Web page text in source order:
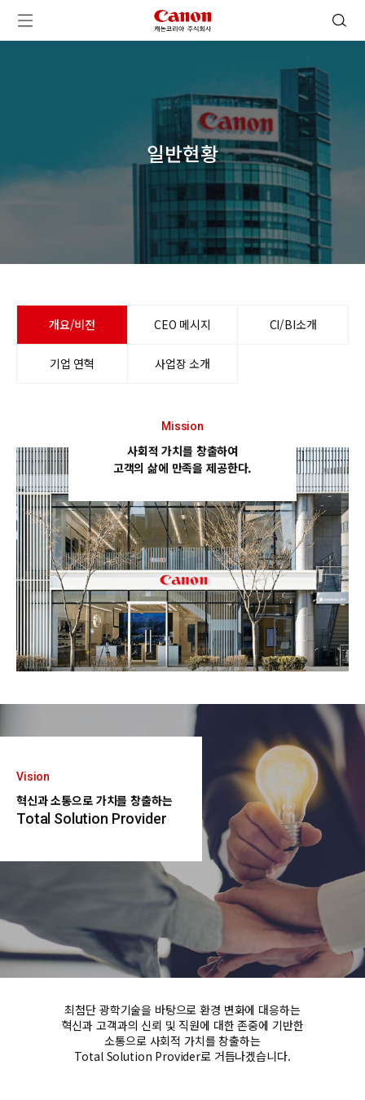
메뉴 열기 캐논코리아 주식회사 로고 검색 열기
일반현황
개요/비전 CEO 메시지 CI/BI소개
기업 연혁 사업장 소개
Mission
사회적 가치를 창출하여
고객의 삶에 만족을 제공한다.
Vision
혁신과 소통으로 가치를 창출하는
Total Solution Provider
최첨단 광학기술을 바탕으로 환경 변화에 대응하는
혁신과 고객과의 신뢰 및 직원에 대한 존중에 기반한
소통으로 사회적 가치를 창출하는
Total Solution Provider로 거듭나겠습니다.